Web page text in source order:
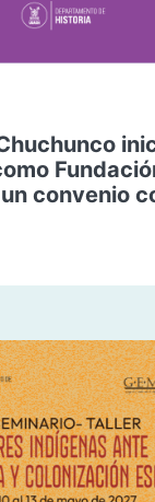
convenio